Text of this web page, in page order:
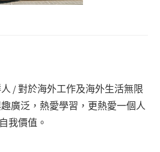
/ 對於海外工作及海外生活無限
廣泛，熱愛學習，更熱愛一個人
我價值。